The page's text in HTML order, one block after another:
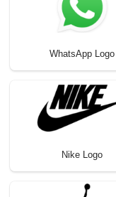
WhatsApp Logo
Nike Logo